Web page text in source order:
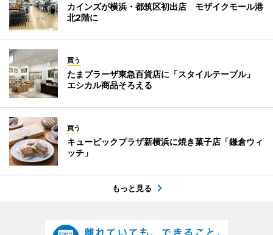
カインズが横浜・都筑区初出店 モザイクモール港
北2階に
買う
たまプラーザ東急百貨店に「スタイルテーブル」
エシカル商品そろえる
買う
キュービックプラザ新横浜に焼き菓子店「鎌倉ウィ
ッチ」
もっと見る